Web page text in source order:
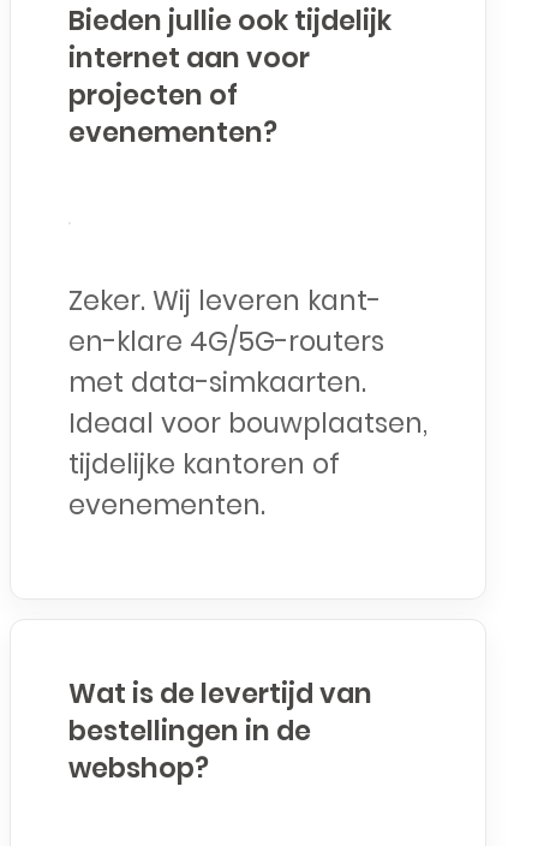
Bieden jullie ook tijdelijk
internet aan voor
projecten of
evenementen?
Zeker. Wij leveren kant-
en-klare 4G/5G-routers
met data-simkaarten.
Ideaal voor bouwplaatsen,
tijdelijke kantoren of
evenementen.
Wat is de levertijd van
bestellingen in de
webshop?